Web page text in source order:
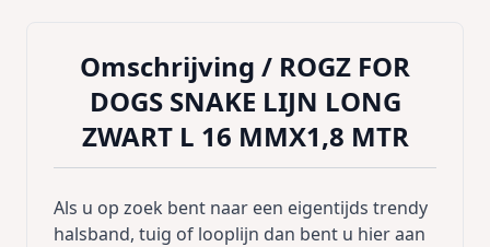
Omschrijving / ROGZ FOR
DOGS SNAKE LIJN LONG
ZWART L 16 MMX1,8 MTR
Als u op zoek bent naar een eigentijds trendy
halsband, tuig of looplijn dan bent u hier aan